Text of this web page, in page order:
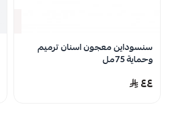
سنسوداين معجون اسنان ترميم
وحماية 75مل
٤٤